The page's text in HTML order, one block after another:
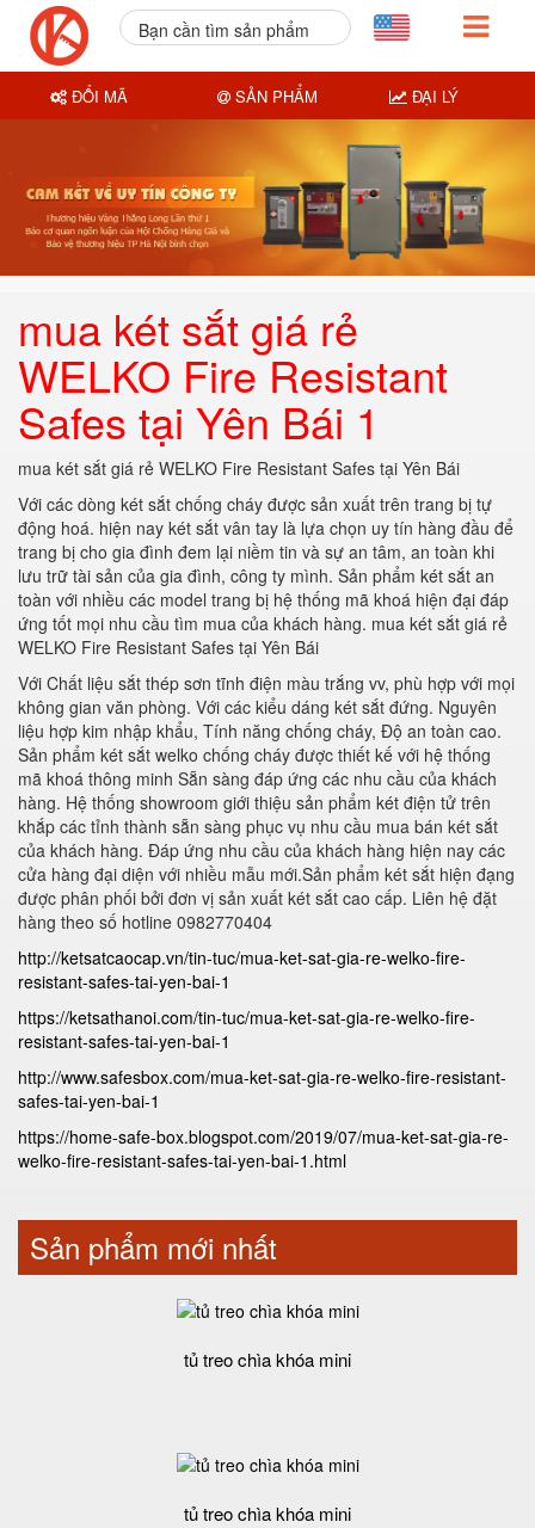
mua két sắt giá rẻ
WELKO Fire Resistant
Safes tại Yên Bái 1
mua két sắt giá rẻ WELKO Fire Resistant Safes tại Yên Bái
Với các dòng két sắt chống cháy được sản xuất trên trang bị tự
động hoá. hiện nay két sắt vân tay là lựa chọn uy tín hàng đầu để
trang bị cho gia đình đem lại niềm tin và sự an tâm, an toàn khi
lưu trữ tài sản của gia đình, công ty mình. Sản phẩm két sắt an
toàn với nhiều các model trang bị hệ thống mã khoá hiện đại đáp
ứng tốt mọi nhu cầu tìm mua của khách hàng. mua két sắt giá rẻ
WELKO Fire Resistant Safes tại Yên Bái
Với Chất liệu sắt thép sơn tĩnh điện màu trắng vv, phù hợp với mọi
không gian văn phòng. Với các kiểu dáng két sắt đứng. Nguyên
liệu hợp kim nhập khẩu, Tính năng chống cháy, Độ an toàn cao.
Sản phẩm két sắt welko chống cháy được thiết kế với hệ thống
mã khoá thông minh Sẵn sàng đáp ứng các nhu cầu của khách
hàng. Hệ thống showroom giới thiệu sản phẩm két điện tử trên
khắp các tỉnh thành sẵn sàng phục vụ nhu cầu mua bán két sắt
của khách hàng. Đáp ứng nhu cầu của khách hàng hiện nay các
cửa hàng đại diện với nhiều mẫu mới.Sản phẩm két sắt hiện đạng
được phân phối bởi đơn vị sản xuất két sắt cao cấp. Liên hệ đặt
hàng theo số hotline 0982770404
http://ketsatcaocap.vn/tin-tuc/mua-ket-sat-gia-re-welko-fire-
resistant-safes-tai-yen-bai-1
https://ketsathanoi.com/tin-tuc/mua-ket-sat-gia-re-welko-fire-
resistant-safes-tai-yen-bai-1
http://www.safesbox.com/mua-ket-sat-gia-re-welko-fire-resistant-
safes-tai-yen-bai-1
https://home-safe-box.blogspot.com/2019/07/mua-ket-sat-gia-re-
welko-fire-resistant-safes-tai-yen-bai-1.html
Sản phẩm mới nhất
tủ treo chìa khóa mini
tủ treo chìa khóa mini
Bạn cần tìm sản phẩm
ĐỔI MÃ SẢN PHẨM ĐẠI LÝ